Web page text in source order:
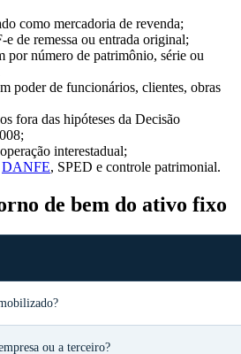
como mercadoria de revenda;
de remessa ou entrada original;
por número de patrimônio, série ou
poder de funcionários, clientes, obras
fora das hipóteses da Decisão
interestadual;
DANFE, SPED e controle patrimonial.
de bem do ativo fixo
ou a terceiro?